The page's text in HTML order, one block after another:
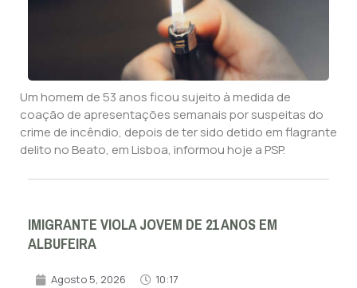
Um homem de 53 anos ficou sujeito à medida de
coação de apresentações semanais por suspeitas do
crime de incêndio, depois de ter sido detido em flagrante
delito no Beato, em Lisboa, informou hoje a PSP.
IMIGRANTE VIOLA JOVEM DE 21 ANOS EM
ALBUFEIRA
Agosto 5, 2026 10:17